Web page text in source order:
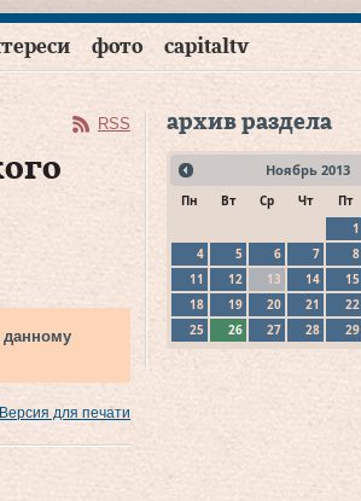
фото capitaltv
RSS
данному
Версия для печати
архив раздела
Ноябрь 2013
Пн Вт Ср Чт Пт
1
4
5 6 7 8
11
12 13 14 15
18
19 20 21 22
25
26 27 28 29